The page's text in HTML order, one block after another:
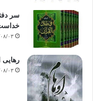
سر
۰۴/
رهایی
۰۴/